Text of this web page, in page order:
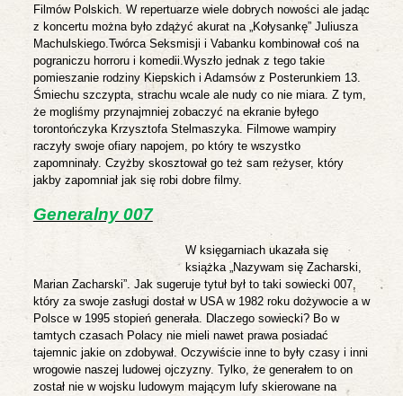
Filmów Polskich. W repertuarze wiele dobrych nowości ale jadąc
z koncertu można było zdążyć akurat na „Kołysankę” Juliusza
Machulskiego.Twórca Seksmisji i Vabanku kombinował coś na
pograniczu horroru i komedii.Wyszło jednak z tego takie
pomieszanie rodziny Kiepskich i Adamsów z Posterunkiem 13.
Śmiechu szczypta, strachu wcale ale nudy co nie miara. Z tym,
że mogliśmy przynajmniej zobaczyć na ekranie byłego
torontończyka Krzysztofa Stelmaszyka. Filmowe wampiry
raczyły swoje ofiary napojem, po który te wszystko
zapomninały. Czyżby skosztował go też sam reżyser, który
jakby zapomniał jak się robi dobre filmy.
Generalny 007
W księgarniach ukazała się
książka „Nazywam się Zacharski,
Marian Zacharski”. Jak sugeruje tytuł był to taki sowiecki 007,
który za swoje zasługi dostał w USA w 1982 roku dożywocie a w
Polsce w 1995 stopień generała. Dlaczego sowiecki? Bo w
tamtych czasach Polacy nie mieli nawet prawa posiadać
tajemnic jakie on zdobywał. Oczywiście inne to były czasy i inni
wrogowie naszej ludowej ojczyzny. Tylko, że generałem to on
został nie w wojsku ludowym mającym lufy skierowane na